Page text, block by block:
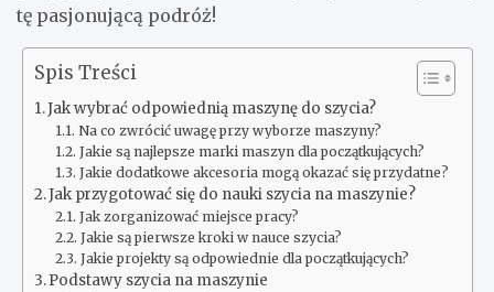
tę pasjonującą podróż!
Spis Treści
Jak wybrać odpowiednią maszynę do szycia?
Na co zwrócić uwagę przy wyborze maszyny?
Jakie są najlepsze marki maszyn dla początkujących?
Jakie dodatkowe akcesoria mogą okazać się przydatne?
Jak przygotować się do nauki szycia na maszynie?
Jak zorganizować miejsce pracy?
Jakie są pierwsze kroki w nauce szycia?
Jakie projekty są odpowiednie dla początkujących?
Podstawy szycia na maszynie